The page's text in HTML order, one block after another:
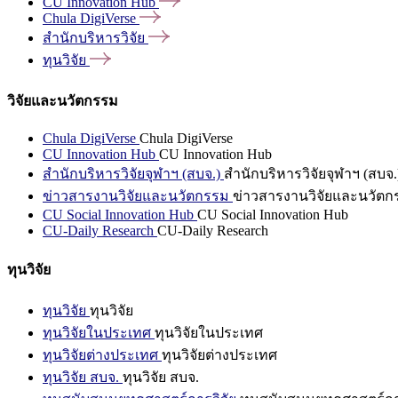
Chula DigiVerse
สำนักบริหารวิจัย
ทุนวิจัย
วิจัยและนวัตกรรม
Chula DigiVerse Chula DigiVerse
CU Innovation Hub CU Innovation Hub
สำนักบริหารวิจัยจุฬาฯ (สบจ.) สำนักบริหารวิจัยจุฬาฯ (สบจ
ข่าวสารงานวิจัยและนวัตกรรม ข่าวสารงานวิจัยและนวัตก
CU Social Innovation Hub CU Social Innovation Hub
CU-Daily Research CU-Daily Research
ทุนวิจัย
ทุนวิจัย ทุนวิจัย
ทุนวิจัยในประเทศ ทุนวิจัยในประเทศ
ทุนวิจัยต่างประเทศ ทุนวิจัยต่างประเทศ
ทุนวิจัย สบจ. ทุนวิจัย สบจ.